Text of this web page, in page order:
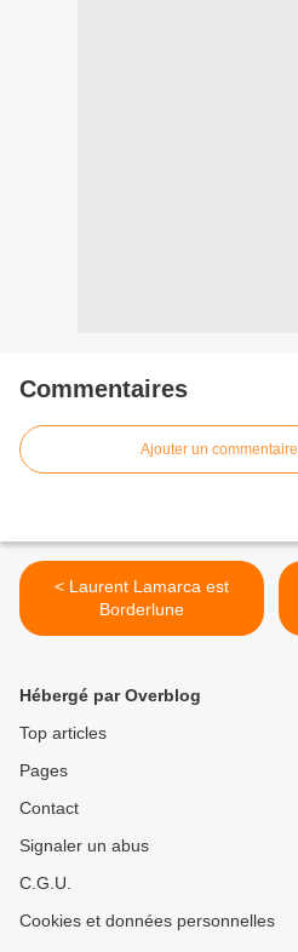
Commentaires
Ajouter un commentaire
< Laurent Lamarca est
Borderlune
Hébergé par Overblog
Top articles
Pages
Contact
Signaler un abus
C.G.U.
Cookies et données personnelles